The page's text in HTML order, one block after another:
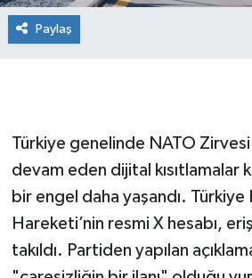
Paylaş
Türkiye genelinde NATO
devam eden dijital kısıtlamalar
bir engel daha yaşandı. Türkiye
Hareketi’nin resmi X hesabı,
takıldı. Partiden yapılan